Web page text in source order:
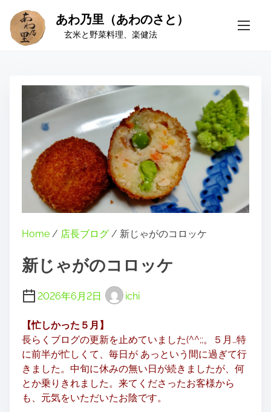
あわ乃里（あわのさと）
玄米と野菜料理、楽健法
Home / 店長ブログ / 新じゃがのコロッケ
新じゃがのコロッケ
2026年6月2日 ichi
【忙しかった５月】
長らくブログの更新を止めていました(^^;;。５月…特
に前半が忙しくて、毎日が あっという間に過ぎて行
きました。中旬に休みの無い日が続きましたが、何
とか乗りきれました。来てくださったお客様から
も、元気をいただいたお陰です。